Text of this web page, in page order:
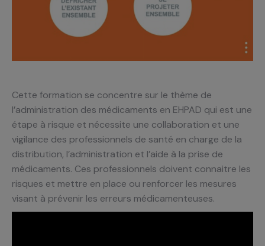
Cette formation se concentre sur le thème de
l’administration des médicaments en EHPAD qui est une
étape à risque et nécessite une collaboration et une
vigilance des professionnels de santé en charge de la
distribution, l’administration et l’aide à la prise de
médicaments. Ces professionnels doivent connaitre les
risques et mettre en place ou renforcer les mesures
visant à prévenir les erreurs médicamenteuses.